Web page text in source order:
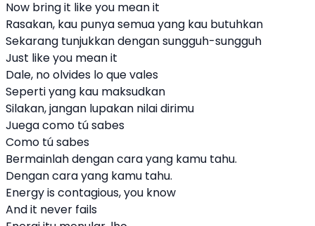
Now bring it like you mean it
Rasakan, kau punya semua yang kau butuhkan
Sekarang tunjukkan dengan sungguh-sungguh
Just like you mean it
Dale, no olvides lo que vales
Seperti yang kau maksudkan
Silakan, jangan lupakan nilai dirimu
Juega como tú sabes
Como tú sabes
Bermainlah dengan cara yang kamu tahu.
Dengan cara yang kamu tahu.
Energy is contagious, you know
And it never fails